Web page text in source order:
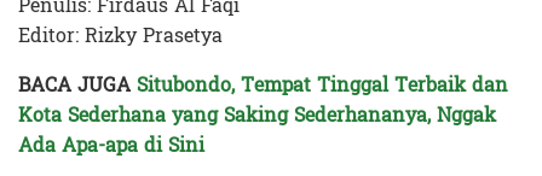
Editor: Rizky Prasetya
BACA JUGA Situbondo, Tempat Tinggal Terbaik dan
Kota Sederhana yang Saking Sederhananya, Nggak
Ada Apa-apa di Sini